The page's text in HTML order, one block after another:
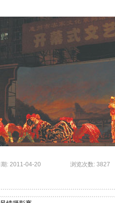
期: 2011-04-20 浏览次数: 3827